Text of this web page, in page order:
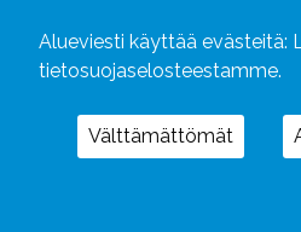
Alueviesti käyttää evästeitä:
tietosuojaselosteestamme.
Välttämättömät